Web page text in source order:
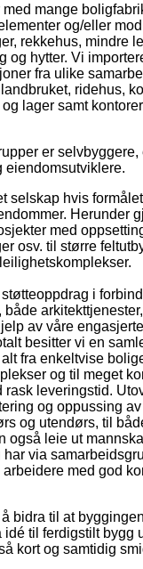
mange
og/eller
rekkehus, mindre
og hytter. Vi
fra ulike
ridehus,
lager samt
er selvbyggere,
eiendomsutviklere.
selskap hvis
Herunder
med
osv. til større
i
både
av våre
besitter vi en
fra enkeltvise
og til meget
rask leveringstid.
og oppussing
og utendørs, til
også leie ut
har via
med god
bidra til at
idé til ferdigstilt bygg
kort og samtidig